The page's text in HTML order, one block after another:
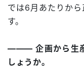
では6月あたりか
す。
――― 企画から生産
しょうか。